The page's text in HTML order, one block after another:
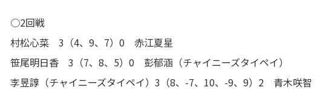
○2回戦
村松心菜 3（4、9、7）0 赤江夏星
笹尾明日香 3（7、8、5）0 彭郁涵（チャイニーズタイペイ）
李昱諄（チャイニーズタイペイ）3（8、-7、10、-9、9）2 青木咲智